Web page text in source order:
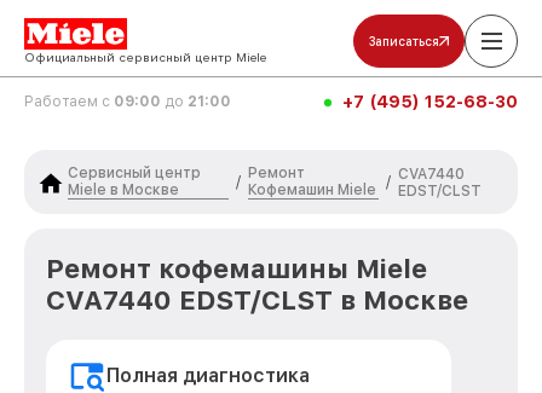
Официальный сервисный центр Miele
Записаться
Работаем с 09:00 до 21:00 +7 (495) 152-68-30
Сервисный центр
Miele в Москве
/
Ремонт
Кофемашин Miele
/ CVA7440
EDST/CLST
Ремонт кофемашины Miele
CVA7440 EDST/CLST в Москве
Полная диагностика